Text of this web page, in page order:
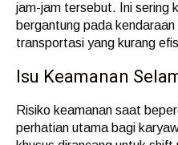
jam-jam tersebut. Ini sering
bergantung pada
transportasi yang kurang
Isu Keamanan
Risiko keamanan saat
perhatian utama bagi